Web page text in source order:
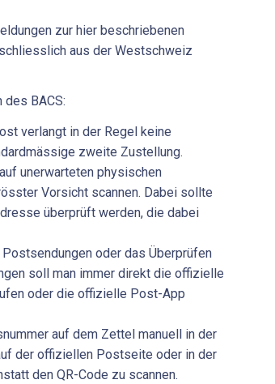
zur hier beschriebenen
aus der Westschweiz
des BACS:
verlangt in der Regel keine
zweite Zustellung.
unerwarteten physischen
Vorsicht scannen. Dabei sollte
überprüft werden, die dabei
oder das Überprüfen
soll man immer direkt die offizielle
oder die offizielle Post-App
auf dem Zettel manuell in der
der offiziellen Postseite oder in der
den QR-Code zu scannen.